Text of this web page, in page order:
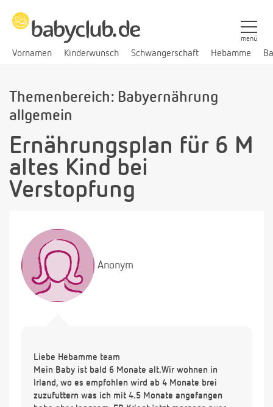
Vornamen Kinderwunsch Schwangerschaft Hebamme
menü
Themenbereich: Babyernährung
allgemein
Ernährungsplan für 6 M
altes Kind bei
Verstopfung
Anonym
Liebe Hebamme team
Mein Baby ist bald 6 Monate alt.Wir wohnen in
Irland, wo es empfohlen wird ab 4 Monate brei
zuzufuttern was ich mit 4.5 Monate angefangen